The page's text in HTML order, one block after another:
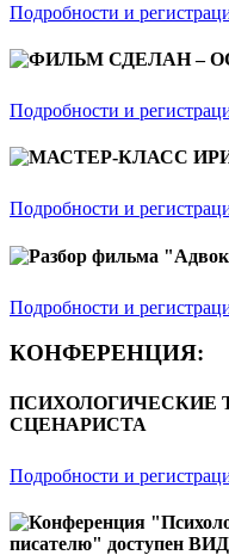
Подробности и
ФИЛЬМ СДЕЛАН –
Подробности и
МАСТЕР-КЛАСС
Подробности и
Разбор фильма
Подробности и
КОНФЕРЕНЦИЯ:
ПСИХОЛОГИЧЕСКИЕ
СЦЕНАРИСТА
Подробности и
Конференция
писателю" доступен